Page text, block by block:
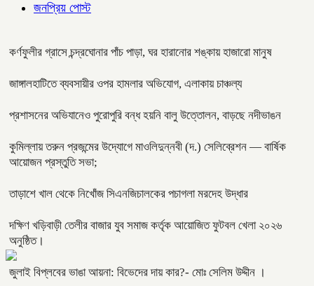
জনপ্রিয় পোস্ট
কর্ণফুলীর গ্রাসে চন্দ্রঘোনার পাঁচ পাড়া, ঘর হারানোর শঙ্কায় হাজারো মানুষ
জাঙ্গালহাটিতে ব্যবসায়ীর ওপর হামলার অভিযোগ, এলাকায় চাঞ্চল্য
প্রশাসনের অভিযানেও পুরোপুরি বন্ধ হয়নি বালু উত্তোলন, বাড়ছে নদীভাঙন
কুমিল্লায় তরুন প্রজন্মের উদ্যোগে মাওলিদুন্নবী (দ.) সেলিব্রেশন — বার্ষিক
আয়োজন প্রস্তুতি সভা;
তাড়াশে খাল থেকে নিখোঁজ সিএনজিচালকের পচাগলা মরদেহ উদ্ধার
দক্ষিণ খড়িবাড়ী তেলীর বাজার যুব সমাজ কর্তৃক আয়োজিত ফুটবল খেলা ২০২৬
অনুষ্ঠিত।
জুলাই বিপ্লবের ভাঙা আয়না: বিভেদের দায় কার?- মোঃ সেলিম উদ্দীন ।